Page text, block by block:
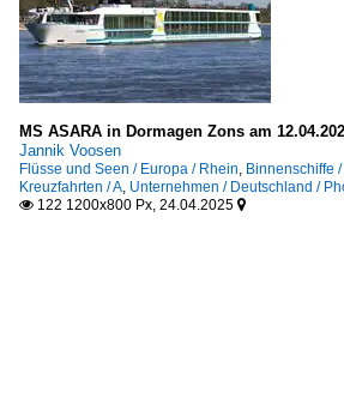
MS ASARA in Dormagen Zons am
Jannik Voosen
Flüsse und Seen / Europa / Rhein, Binnenschiffe
Kreuzfahrten / A, Unternehmen / Deutschland /
 122 1200x800 Px, 24.04.2025 